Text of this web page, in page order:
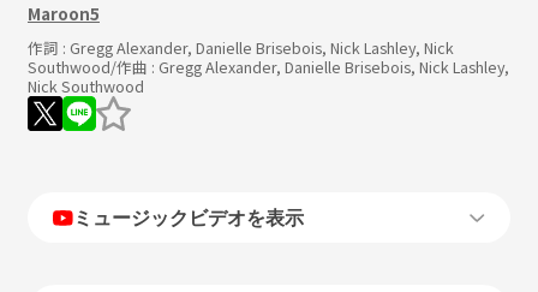
Maroon5
作詞 : Gregg Alexander, Danielle Brisebois, Nick Lashley, Nick
Southwood/作曲 : Gregg Alexander, Danielle Brisebois, Nick Lashley,
Nick Southwood
ミュージックビデオを表示